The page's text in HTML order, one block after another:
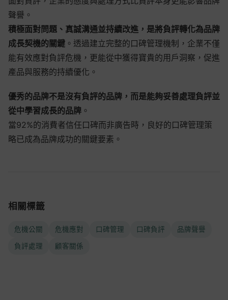
聲譽。
積極面對問題、真誠溝通並持續改進，是將負評轉化為品牌
成長契機的關鍵 。透過建立完整的口碑管理機制，企業不僅
能有效應對負評危機，更能從中獲得寶貴的用戶洞察，促進
產品與服務的持續優化。
優秀的品牌不是沒有負評的品牌，而是能夠妥善處理負評並
從中學習成長的品牌 。
當92%的消費者信任口碑而非廣告時，良好的口碑管理策
略已成為品牌成功的關鍵要素。
相關標籤
危機公關 危機應對 口碑管理 口碑負評 品牌聲譽
負評處理 顧客關係